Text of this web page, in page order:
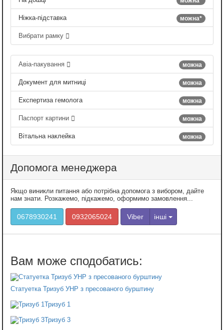
можна*
Ніжка-підставка
Вибрати рамку
можна
Авіа-пакування
можна
Документ для митниці
можна
Експертиза гемолога
можна
Паспорт картини
можна
Вітальна наклейка
Допомога менеджера
Якщо виникли питання або потрібна допомога з вибором, дайте
нам знати. Розкажемо, підкажемо, оформимо замовлення...
0678930241 0932065024 Viber інші
Статуетка Тризуб УНР з пресованого бурштину
Тризуб 1
Тризуб 3